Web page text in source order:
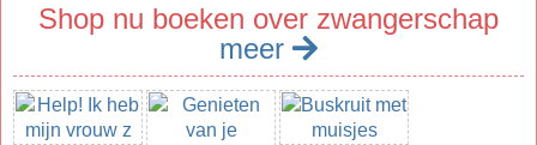
Shop nu boeken over zwangerschap
meer